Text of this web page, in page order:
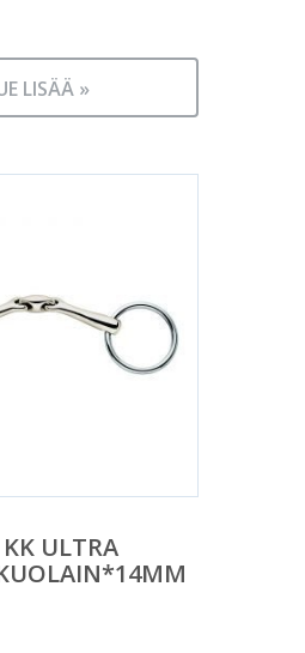
LISÄÄ »
KK ULTRA